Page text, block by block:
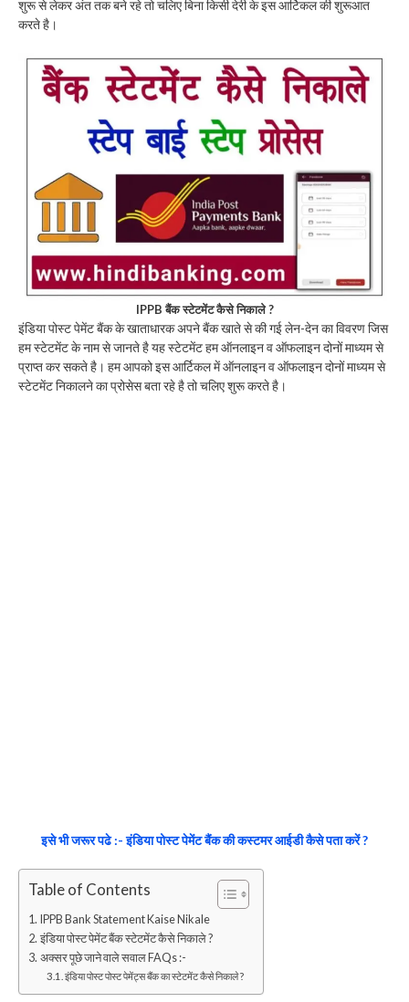
शुरू से लेकर अंत तक बने रहे तो चलिए बिना किसी देरी के इस आर्टिकल की शुरूआत
करते है।
IPPB बैंक स्टेटमेंट कैसे निकाले ?
इंडिया पोस्ट पेमेंट बैंक के खाताधारक अपने बैंक खाते से की गई लेन-देन का विवरण जिस
हम स्टेटमेंट के नाम से जानते है यह स्टेटमेंट हम ऑनलाइन व ऑफलाइन दोनों माध्यम से
प्राप्त कर सकते है। हम आपको इस आर्टिकल में ऑनलाइन व ऑफलाइन दोनों माध्यम से
स्टेटमेंट निकालने का प्रोसेस बता रहे है तो चलिए शुरू करते है।
इसे भी जरूर पढे :- इंडिया पोस्ट पेमेंट बैंक की कस्टमर आईडी कैसे पता करें ?
Table of Contents
IPPB Bank Statement Kaise Nikale
इंडिया पोस्ट पेमेंट बैंक स्टेटमेंट कैसे निकाले ?
अक्सर पूछे जाने वाले सवाल FAQs :-
इंडिया पोस्ट पोस्ट पेमेंट्स बैंक का स्टेटमेंट कैसे निकाले ?